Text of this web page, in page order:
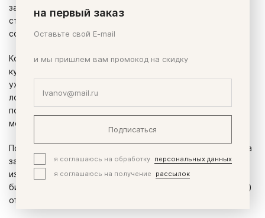
занялись исследованием вопроса о том, как замедлить
старение на клеточном уровне с помощью коллагеновых
соединений.
Коллаген в косметическом производстве, что соль в
кулинарии – этот компонент интенсивно добавляют в
уходовую и декоративную
лосьоны, тушь, помада). Но многочисленные опыты
показали, что высокомолекулярный протеин просто не
может проникнуть в кожу через внешние покровы.
Поэтому в данном случае недостаточно наружного ухода
за телом, необходимо питать истощенные структуры
изнутри. В решении этой проблемы помогают
биологические добавки с содержанием коллагена (БАДы)
от японского бренда KWC.
на первый заказ
Оставьте свой E-mail
и мы пришлем вам промокод на скидку
Подписаться
я соглашаюсь на обработку
персональных данных
я соглашаюсь на получение
рассылок